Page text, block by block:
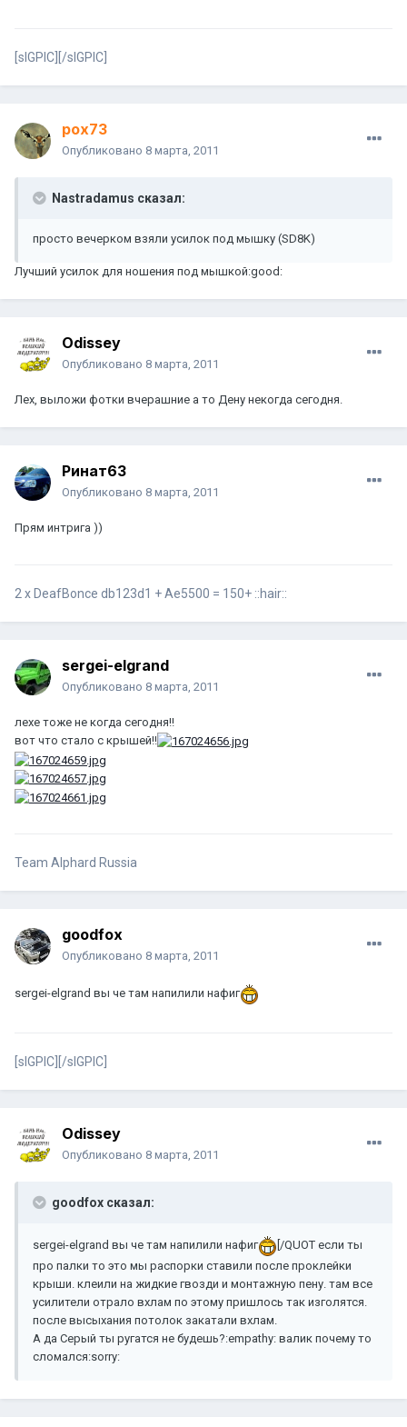
[sIGPIC][/sIGPIC]
pox73
Опубликовано 8 марта, 2011
Nastradamus сказал:
просто вечерком взяли усилок под мышку (SD8K)
Лучший усилок для ношения под мышкой:good:
Odissey
Опубликовано 8 марта, 2011
Лех, выложи фотки вчерашние а то Дену некогда сегодня.
Ринат63
Опубликовано 8 марта, 2011
Прям интрига ))
2 х DeafBonce db123d1 + Ae5500 = 150+ ::hair::
sergei-elgrand
Опубликовано 8 марта, 2011
лехе тоже не когда сегодня!!
вот что стало с крышей!!
Team Alphard Russia
goodfox
Опубликовано 8 марта, 2011
sergei-elgrand вы че там напилили нафиг
[sIGPIC][/sIGPIC]
Odissey
Опубликовано 8 марта, 2011
goodfox сказал:
sergei-elgrand вы че там напилили нафиг
[/QUOT если ты
про палки то это мы распорки ставили после проклейки
крыши. клеили на жидкие гвозди и монтажную пену. там все
усилители отрало вхлам по этому пришлось так изголятся.
после высыхания потолок закатали вхлам.
А да Серый ты ругатся не будешь?:empathy: валик почему то
сломался:sorry: